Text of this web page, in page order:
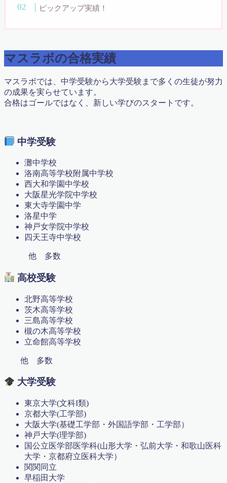
代表挨拶
冬期講習 & 新学年生 募集スタート！｜高槻の個別指導
マスラボ
合格体験記 まとめ
合格実績2017
合格実績2018
合格実績2022
問い合わせ・教育相談
大学受験
子育て論
学力診断テスト実施 城南校＆真上校
定期テスト対策の案内2020年度
小学校6年算数 比の利用と逆比
教室紹介
教材（ハイレベル）
教材（プラスワン演習）
教材（ベーシック）
教育理念
数学検定対策講座(オンライン)
新中１進学準備講座（ハイレベル）
映像コンテンツ（中学部）
映像コンテンツ（大学入試問題）
映像コンテンツ（小学部）
更新情報
有料記事の決済完了ページ
特定商取引法に基づく表記
算数から数学へ 不安を吹き飛ばす無料体験実施！
算数オリンピック
算数・数学勉強法
算数・英語検定準拠 ベーシック講座
英検対策講座
英語 de Math
英語検定申し込み
親子で学ぶ中学受験
ピックアップ実績！
マスラボの合格実績
マスラボでは、中学受験から大学受験まで多くの生徒が努力
の成果を実らせています。
合格はゴールではなく、新しい学びのスタートです。
中学受験
灘中学校
洛南高等学校附属中学校
西大和学園中学校
大阪星光学院中学校
東大寺学園中学
洛星中学
神戸女学院中学校
四天王寺中学校
他 多数
高校受験
北野高等学校
茨木高等学校
三島高等学校
槻の木高等学校
立命館高等学校
他 多数
大学受験
東京大学(文科I類)
京都大学(工学部)
大阪大学(基礎工学部・外国語学部・工学部）
神戸大学(理学部)
国公立医学部医学科(山形大学・弘前大学・和歌山医科
大学・京都府立医科大学）
関関同立
早稲田大学